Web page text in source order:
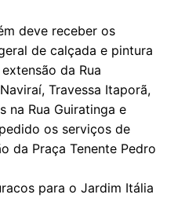
deve receber os
de calçada e pintura
da Rua
Travessa Itaporã,
na Rua Guiratinga e
os serviços de
da Praça Tenente Pedro
para o Jardim Itália